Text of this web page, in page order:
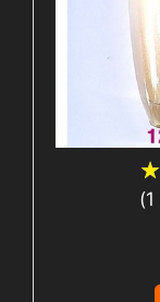
★
★
(1